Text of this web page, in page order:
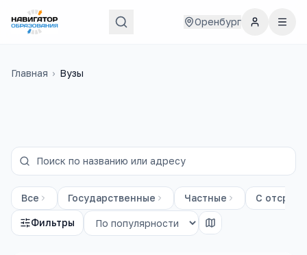
Оренбург
Главная › Вузы
Все Государственные Частные С
Фильтры